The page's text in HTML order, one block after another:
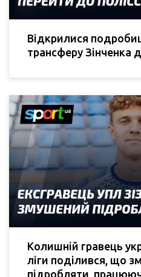
Відкрилися
трансферу Зінченка
Колишній гравець
ліги поділився, що
підробляти,